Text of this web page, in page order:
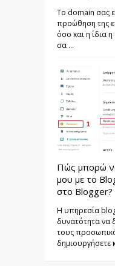
Το domain σας
προώθηση της
όσο και η ίδια
σα ...
Πώς μπορώ
μου με το
στο Blogger?
Η υπηρεσία
δυνατότητα να
τους
δημιουργήσετε